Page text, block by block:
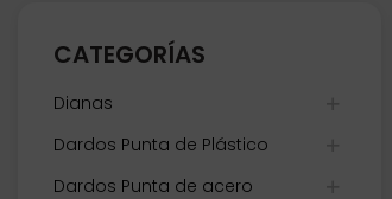
CATEGORÍAS
Dianas
Dardos Punta de Plástico
Dardos Punta de acero